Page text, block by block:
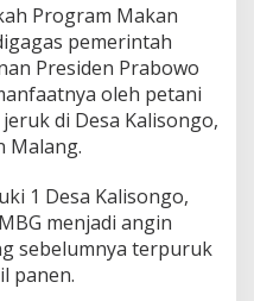
Program Makan
pemerintah
Presiden Prabowo
oleh petani
di Desa Kalisongo,
Malang.
1 Desa Kalisongo,
menjadi angin
sebelumnya terpuruk
panen.